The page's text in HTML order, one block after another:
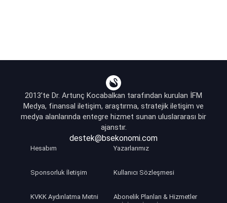
2013’te Dr. Artunç Kocabalkan tarafından kurulan İFM
Medya, finansal iletişim, araştırma, stratejik iletişim ve
medya alanlarında entegre hizmet sunan uluslararası bir
ajanstır.
destek@bsekonomi.com
Hesabım Yazarlarımız
Sponsorluk İletişim Kullanıcı Sözleşmesi
KVKK Aydınlatma Metni Abonelik Planları & Hizmetler